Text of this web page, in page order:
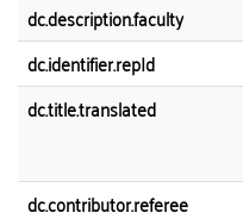
dc.description.faculty
dc.identifier.repId
dc.title.translated
dc.contributor.referee